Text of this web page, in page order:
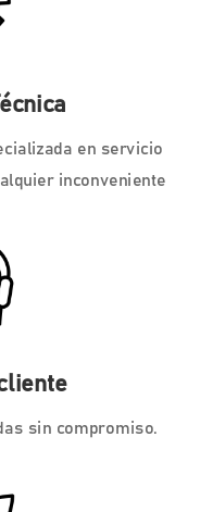
en servicio
inconveniente
sin compromiso.